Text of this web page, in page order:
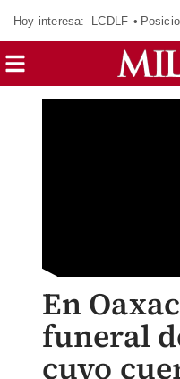
Hoy interesa: LCDLF
En
funeral
cuyo